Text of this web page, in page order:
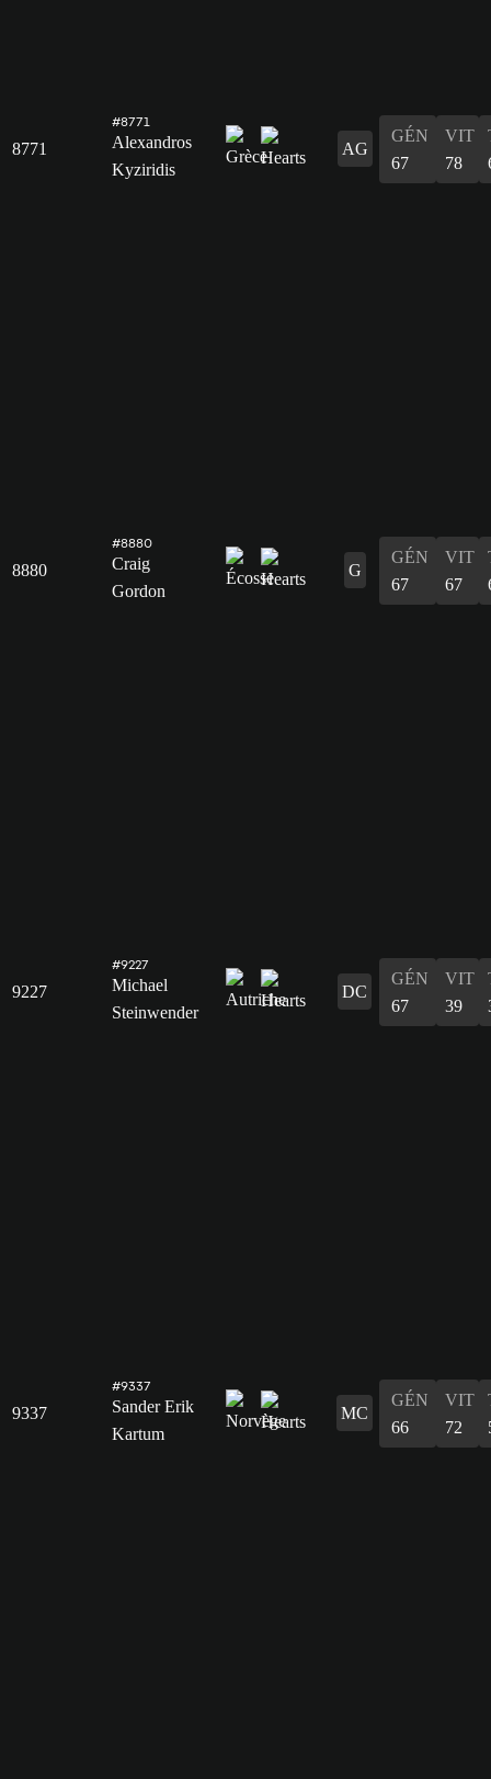
8771
#8771
Alexandros
Kyziridis
AG
GÉN
67
VIT
78
8880
#8880
Craig
Gordon
G
GÉN
67
VIT
67
9227
#9227
Michael
Steinwender
DC
GÉN
67
VIT
39
9337
#9337
Sander Erik
Kartum
MC
GÉN
66
VIT
72